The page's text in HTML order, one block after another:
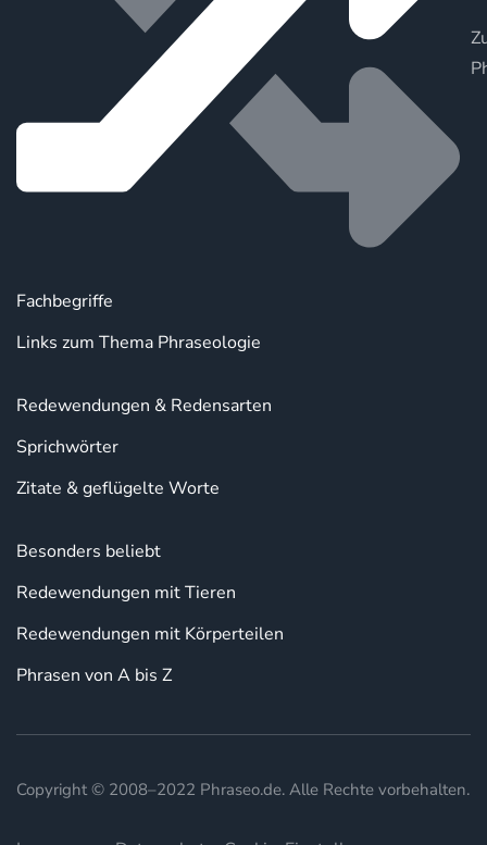
Fachbegriffe
Links zum Thema Phraseologie
Redewendungen & Redensarten
Sprichwörter
Zitate & geflügelte Worte
Besonders beliebt
Redewendungen mit Tieren
Redewendungen mit Körperteilen
Phrasen von A bis Z
Copyright © 2008–2022 Phraseo.de. Alle Rechte vorbehalten.